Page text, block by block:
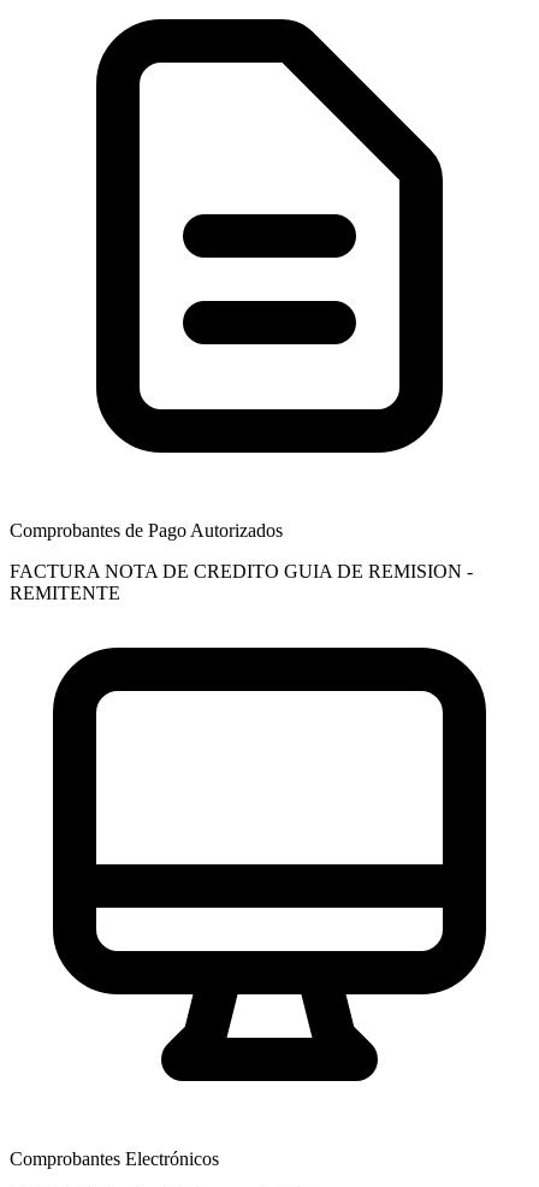
Comprobantes de Pago Autorizados
FACTURA NOTA DE CREDITO GUIA DE REMISION -
REMITENTE
Comprobantes Electrónicos